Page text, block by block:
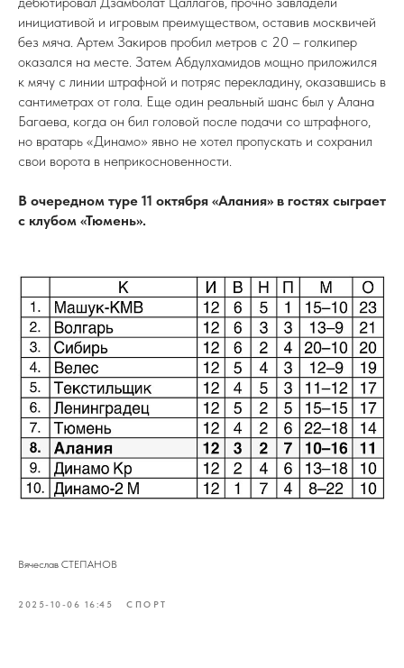
инициативой и игровым преимуществом, оставив москвичей
без мяча. Артем Закиров пробил метров с 20 – голкипер
оказался на месте. Затем Абдулхамидов мощно приложился
к мячу с линии штрафной и потряс перекладину, оказавшись в
сантиметрах от гола. Еще один реальный шанс был у Алана
Багаева, когда он бил головой после подачи со штрафного,
но вратарь «Динамо» явно не хотел пропускать и сохранил
свои ворота в неприкосновенности.
В очередном туре 11 октября «Алания» в гостях сыграет
с клубом «Тюмень».
Вячеслав СТЕПАНОВ
2025-10-06 16:45 СПОРТ